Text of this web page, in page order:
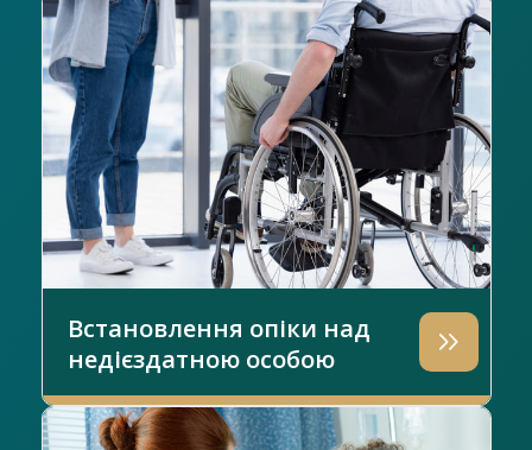
Встановлення опіки над
недієздатною особою